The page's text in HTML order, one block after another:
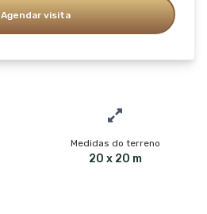
Agendar visita
Medidas do terreno
20 x 20 m